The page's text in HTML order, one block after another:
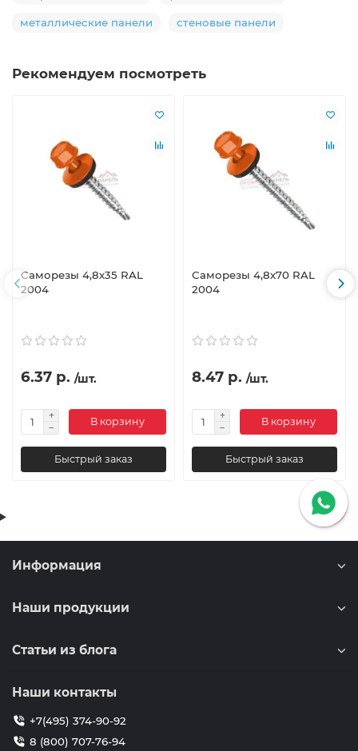
металлические панели стеновые панели
Рекомендуем посмотреть
Саморезы 4,8х35 RAL
2004
6.37 р. /шт.
В корзину
Быстрый заказ
Саморезы 4,8х70 RAL
2004
8.47 р. /шт.
В корзину
Быстрый заказ
Информация
Наши продукции
Статьи из блога
Наши контакты
+7(495) 374-90-92
8 (800) 707-76-94